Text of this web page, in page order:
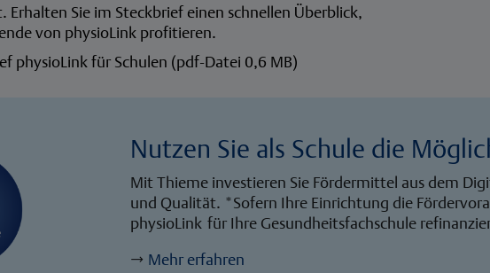
Erhalten Sie im Steckbrief einen schnellen Überblick,
von physioLink profitieren.
physioLink für Schulen (pdf-Datei 0,6 MB)
Nutzen Sie als Schule die
Mit Thieme investieren Sie Fördermittel aus dem
und Qualität. *Sofern Ihre Einrichtung die
physioLink für Ihre Gesundheitsfachschule
→ Mehr erfahren